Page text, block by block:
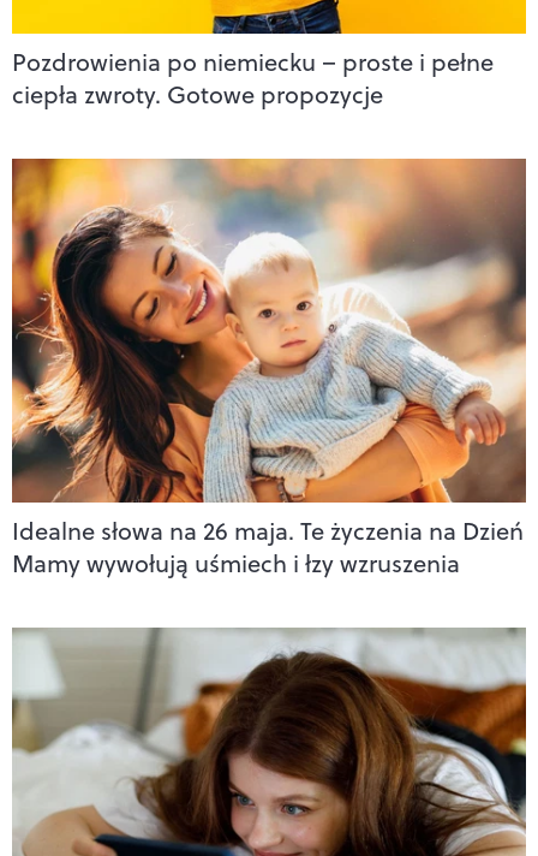
Pozdrowienia po niemiecku – proste i pełne
ciepła zwroty. Gotowe propozycje
Idealne słowa na 26 maja. Te życzenia na Dzień
Mamy wywołują uśmiech i łzy wzruszenia